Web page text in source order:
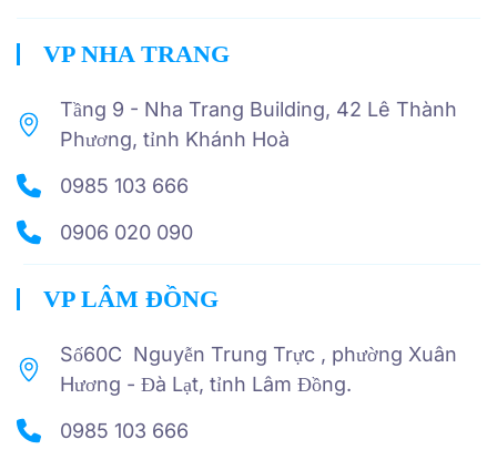
VP NHA TRANG
Tầng 9 - Nha Trang Building, 42 Lê Thành
Phương, tỉnh Khánh Hoà
0985 103 666
0906 020 090
VP LÂM ĐỒNG
Số60C Nguyễn Trung Trực , phường Xuân
Hương - Đà Lạt, tỉnh Lâm Đồng.
0985 103 666